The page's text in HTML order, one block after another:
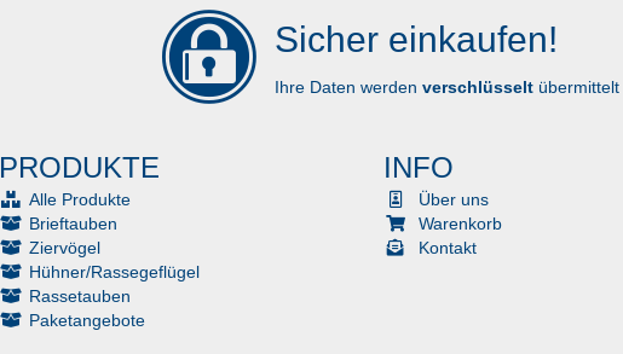
Sicher einkaufen!
Ihre Daten werdenverschlüsselt
PRODUKTE
Alle Produkte
Brieftauben
Ziervögel
Hühner/Rassegeflügel
Rassetauben
Paketangebote
INFO
Über uns
Warenkorb
Kontakt